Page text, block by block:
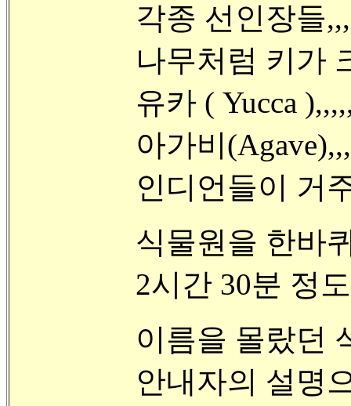
각종 선인장들
나무처럼 키가
유카 ( Yucca
아가비
인디언들이 거
식물원을 한바
2시간 30분 정도
이름을 몰랐던
안내자의 설명